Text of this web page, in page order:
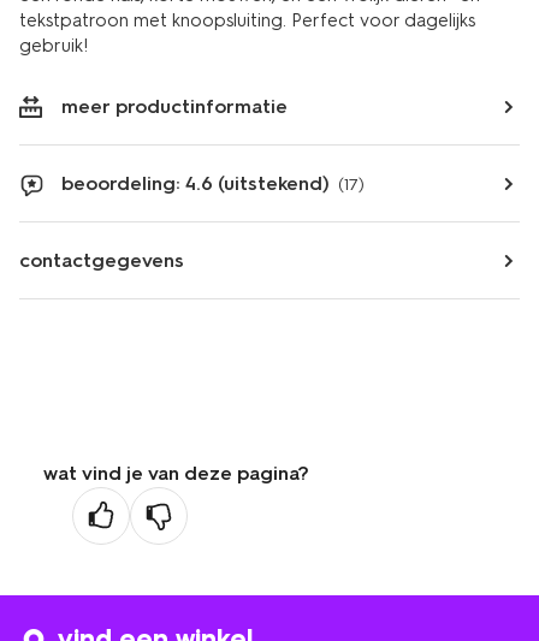
tekstpatroon met knoopsluiting. Perfect voor dagelijks
gebruik!
meer productinformatie
beoordeling: 4.6 (uitstekend) (17)
contactgegevens
wat vind je van deze pagina?